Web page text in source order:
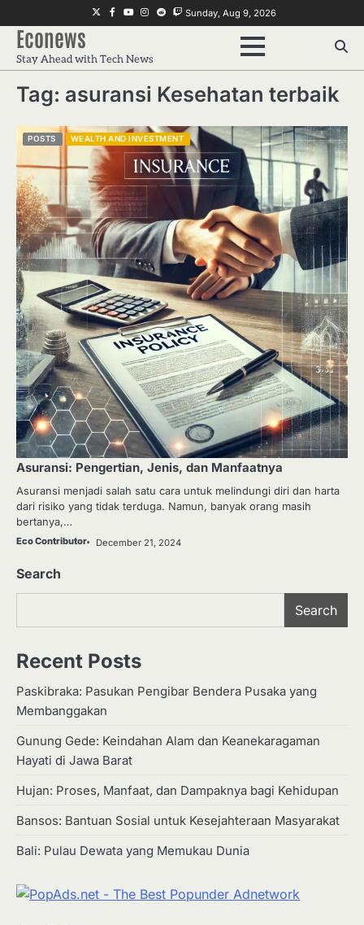
to
content
TwitterFacebook
YoutubeInstagram
RedditTwitch
Sunday, Aug 9, 2026
Econews
Stay Ahead with Tech News
Tag: asuransi Kesehatan terbaik
POSTS WEALTH AND INVESTMENT
Asuransi: Pengertian, Jenis, dan Manfaatnya
Asuransi menjadi salah satu cara untuk melindungi diri dan harta
dari risiko yang tidak terduga. Namun, banyak orang masih
bertanya,…
Eco Contributor December 21, 2024
Search
Search
Recent Posts
Paskibraka: Pasukan Pengibar Bendera Pusaka yang
Membanggakan
Gunung Gede: Keindahan Alam dan Keanekaragaman
Hayati di Jawa Barat
Hujan: Proses, Manfaat, dan Dampaknya bagi Kehidupan
Bansos: Bantuan Sosial untuk Kesejahteraan Masyarakat
Bali: Pulau Dewata yang Memukau Dunia